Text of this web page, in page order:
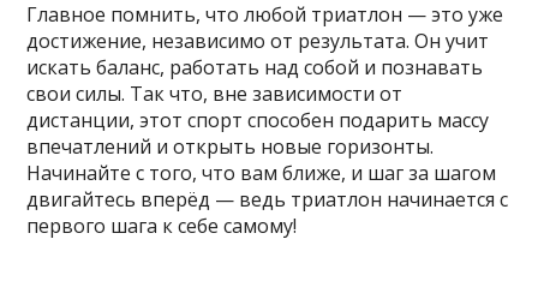
Главное помнить, что любой триатлон — это уже
достижение, независимо от результата. Он учит
искать баланс, работать над собой и познавать
свои силы. Так что, вне зависимости от
дистанции, этот спорт способен подарить массу
впечатлений и открыть новые горизонты.
Начинайте с того, что вам ближе, и шаг за шагом
двигайтесь вперёд — ведь триатлон начинается с
первого шага к себе самому!